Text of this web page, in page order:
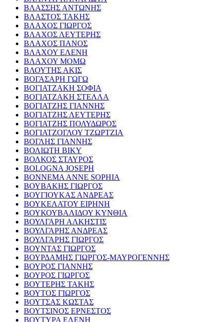
ΒΛΑΣΣΗΣ ΑΝΤΩΝΗΣ
ΒΛΑΣΤΟΣ ΤΑΚΗΣ
ΒΛΑΧΟΣ ΓΙΩΡΓΟΣ
ΒΛΑΧΟΣ ΛΕΥΤΕΡΗΣ
ΒΛΑΧΟΣ ΠΑΝΟΣ
ΒΛΑΧΟΥ ΕΛΕΝΗ
ΒΛΑΧΟΥ ΜΟΜΩ
ΒΛΟΥΤΗΣ ΑΚΙΣ
ΒΟΓΑΣΑΡΗ ΓΩΓΩ
ΒΟΓΙΑΤΖΑΚΗ ΣΟΦΙΑ
ΒΟΓΙΑΤΖΑΚΗ ΣΤΕΛΛΑ
ΒΟΓΙΑΤΖΗΣ ΓΙΑΝΝΗΣ
ΒΟΓΙΑΤΖΗΣ ΛΕΥΤΕΡΗΣ
ΒΟΓΙΑΤΖΗΣ ΠΟΛΥΔΩΡΟΣ
ΒΟΓΙΑΤΖΟΓΛΟΥ ΤΖΩΡΤΖΙΑ
ΒΟΓΛΗΣ ΓΙΑΝΝΗΣ
ΒΟΛΙΩΤΗ ΒΙΚΥ
ΒΟΛΚΟΣ ΣΤΑΥΡΟΣ
BOLOGNA JOSEPH
BONNEMA ANNE SOPHIA
ΒΟΥΒΑΚΗΣ ΓΙΩΡΓΟΣ
ΒΟΥΓΙΟΥΚΑΣ ΑΝΔΡΕΑΣ
ΒΟΥΚΕΛΑΤΟΥ ΕΙΡΗΝΗ
ΒΟΥΚΟΥΒΑΛΙΔΟΥ ΚΥΝΘΙΑ
ΒΟΥΛΓΑΡΗ ΑΛΚΗΣΤΙΣ
ΒΟΥΛΓΑΡΗΣ ΑΝΔΡΕΑΣ
ΒΟΥΛΓΑΡΗΣ ΓΙΩΡΓΟΣ
ΒΟΥΝΤΑΣ ΓΙΩΡΓΟΣ
ΒΟΥΡΔΑΜΗΣ ΓΙΩΡΓΟΣ-ΜΑΥΡΟΓΕΝΝΗΣ
ΒΟΥΡΟΣ ΓΙΑΝΝΗΣ
ΒΟΥΡΟΣ ΓΙΩΡΓΟΣ
ΒΟΥΤΕΡΗΣ ΤΑΚΗΣ
ΒΟΥΤΟΣ ΓΙΩΡΓΟΣ
ΒΟΥΤΣΑΣ ΚΩΣΤΑΣ
ΒΟΥΤΣΙΝΟΣ ΕΡΝΕΣΤΟΣ
ΒΟΥΤΥΡΑ ΕΛΕΝΗ